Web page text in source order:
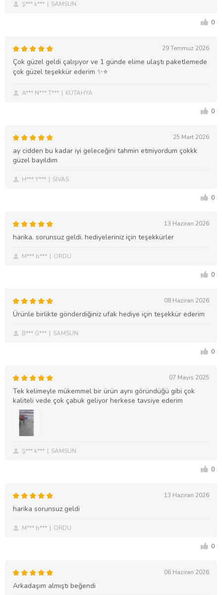
Ş*** k*** SAMSUN
0
29 Temmuz 2026
Çok güzel geldi çalışıyor ve 1 günde elime ulaştı paketlemede
çok güzel teşekkür ederim ✨⭐️
A*** N*** T*** KÜTAHYA
0
25 Mart 2026
ay cidden bu kadar iyi geleceğini tahmin etmiyordum çokkk
güzel bayıldım
H*** Y*** SİVAS
0
13 Haziran 2026
harika. sorunsuz geldi. hediyeleriniz için teşekkürler
M*** b*** ORDU
0
08 Haziran 2026
Ürünle birlikte gönderdiğiniz ufak hediye için teşekkür ederim
B*** G*** SAMSUN
0
07 Mayıs 2025
Tek kelimeyle mükemmel bir ürün aynı göründüğü gibi çok
kaliteli vede çok çabuk geliyor herkese tavsiye ederim
Ş*** k*** SAMSUN
0
13 Haziran 2026
harika sorunsuz geldi
M*** b*** ORDU
0
06 Haziran 2026
Arkadaşım almıştı beğendi